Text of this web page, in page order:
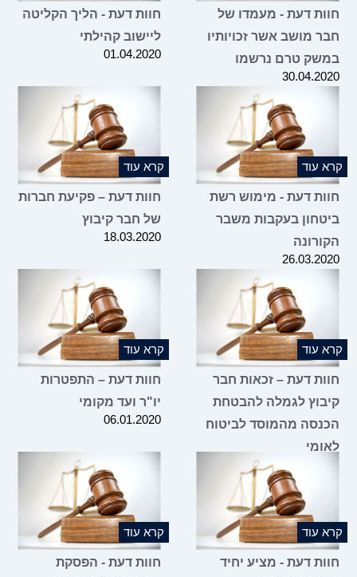
חוות דעת - מעמדו של
חבר מושב אשר זכויותיו
במשק טרם נרשמו
30.04.2020
חוות דעת - הליך הקליטה
ליישוב קהילתי
01.04.2020
קרא עוד
חוות דעת - מימוש רשת
ביטחון בעקבות משבר
הקורונה
26.03.2020
קרא עוד
חוות דעת – פקיעת חברות
של חבר קיבוץ
18.03.2020
קרא עוד
חוות דעת – זכאות חבר
קיבוץ לגמלה להבטחת
הכנסה מהמוסד לביטוח
לאומי
קרא עוד
חוות דעת – התפטרות
יו"ר ועד מקומי
06.01.2020
קרא עוד
חוות דעת - מציע יחיד
קרא עוד
חוות דעת - הפסקת